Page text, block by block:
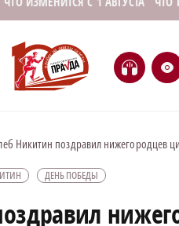
H e
Никитин поздравил нижегородцев
ДЕНЬ ПОБЕДЫ